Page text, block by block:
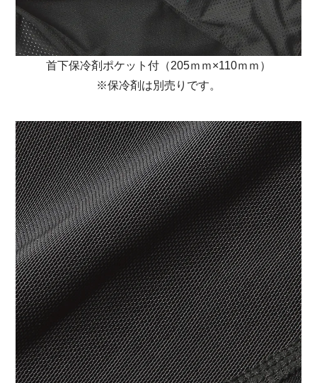
首下保冷剤ポケット付（205ｍｍ×110ｍｍ）
※保冷剤は別売りです。